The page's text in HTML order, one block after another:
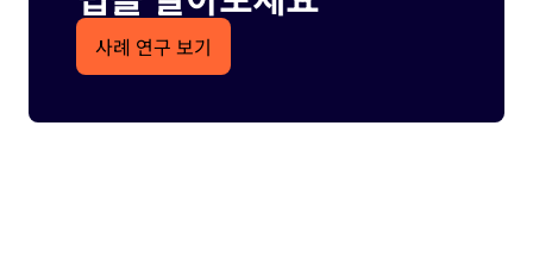
사례 연구 보기